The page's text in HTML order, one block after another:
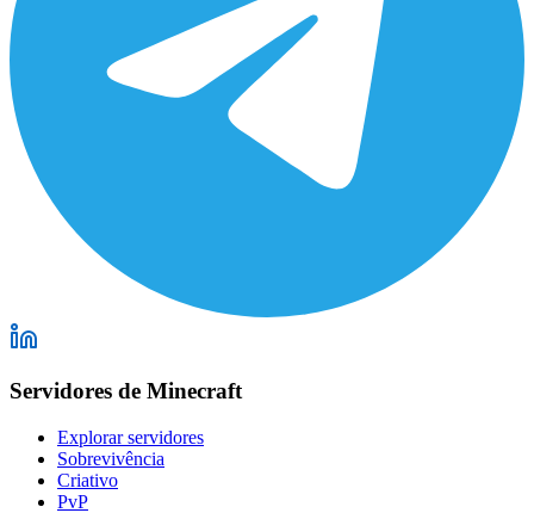
Servidores de Minecraft
Explorar servidores
Sobrevivência
Criativo
PvP